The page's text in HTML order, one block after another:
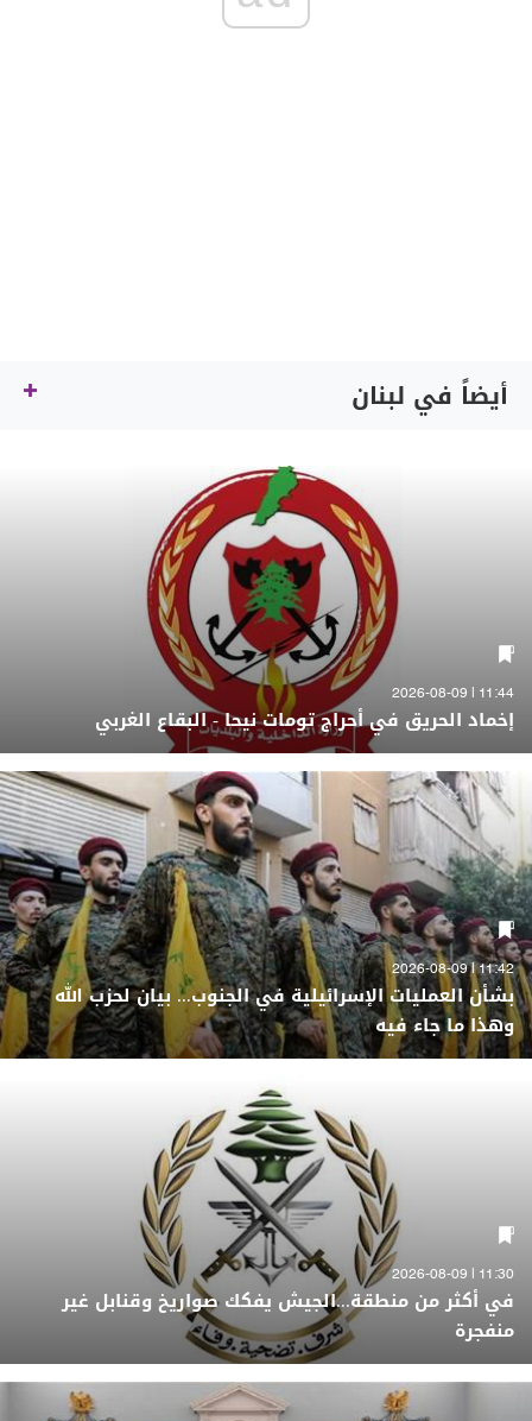
أيضاً في لبنان
11:44 | 2026-08-09
إخماد الحريق في أحراج تومات نيحا - البقاع الغربي
11:42 | 2026-08-09
بشأن العمليات الإسرائيلية في الجنوب... بيان لحزب الله
وهذا ما جاء فيه
11:30 | 2026-08-09
في أكثر من منطقة...الجيش يفكك صواريخ وقنابل غير
منفجرة